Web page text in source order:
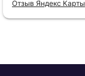
Отзыв Яндекс Карты